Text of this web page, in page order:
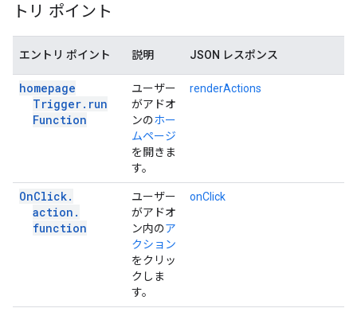
トリ ポイント
エントリ ポイント 説明 JSON レスポンス
homepage
Trigger. run
Function
ユーザー
がアドオ
ンのホー
ムページ
を開きま
す。
renderActions
OnClick.
action .
function
ユーザー
がアドオ
ン内のア
クション
をクリッ
クしま
す。
onClick